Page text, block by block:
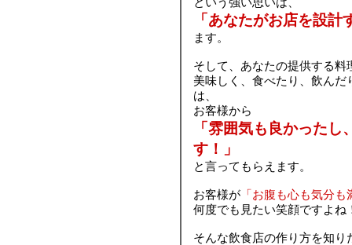
「あなたがお店を設計
ます。
そして、あなたの提供する
美味しく、食べたり、飲ん
は、
お客様から
「雰囲気も良かった
す！」
と言ってもらえます。
お客様が 「お腹も心も気分
何度でも見たい笑顔ですよね
そんな飲食店の作り方を知